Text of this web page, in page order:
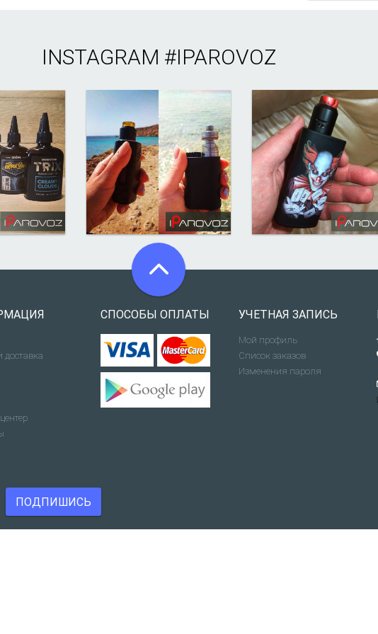
INSTAGRAM #IPAROVOZ
СПОСОБЫ ОПЛАТЫ УЧЕТНАЯ ЗАПИСЬ
Мой профиль
Список заказов
Изменения пароля
ПОДПИШИСЬ